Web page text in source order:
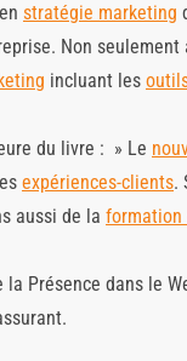
stratégie marketing
Non
incluant les
du livre : » Le
expériences-clients.
aussi de la formation
la Présence dans le